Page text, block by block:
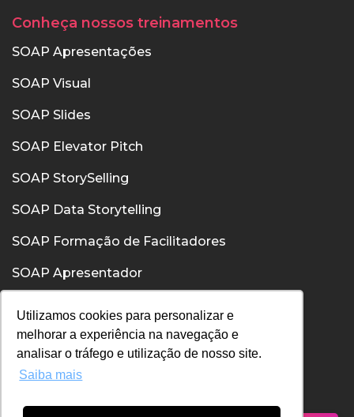
Utilizamos cookies para personalizar e
melhorar a experiência na navegação e
analisar o tráfego e utilização de nosso site.
Saiba mais
Conheça nossos treinamentos
SOAP Apresentações
SOAP Visual
SOAP Slides
SOAP Elevator Pitch
SOAP StorySelling
SOAP Data Storytelling
SOAP Formação de Facilitadores
SOAP Apresentador
SOAP Comunicação Interpessoal